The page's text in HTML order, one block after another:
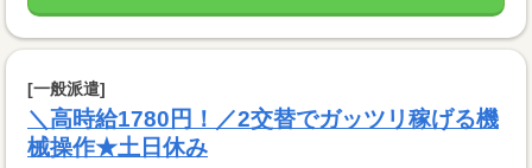
[一般派遣]
＼高時給1780円！／2交替でガッツリ稼げる機
械操作★土日休み